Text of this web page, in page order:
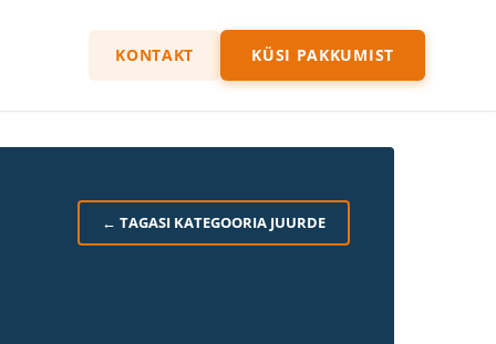
KONTAKT KÜSI PAKKUMIST
← TAGASI KATEGOORIA JUURDE